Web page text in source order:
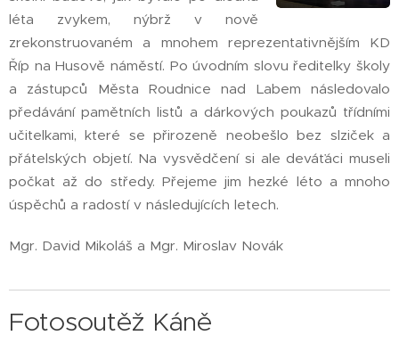
léta zvykem, nýbrž v nově
zrekonstruovaném a mnohem reprezentativnějším KD
Říp na Husově náměstí. Po úvodním slovu ředitelky školy
a zástupců Města Roudnice nad Labem následovalo
předávání pamětních listů a dárkových poukazů třídními
učitelkami, které se přirozeně neobešlo bez slziček a
přátelských objetí. Na vysvědčení si ale deváťáci museli
počkat až do středy. Přejeme jim hezké léto a mnoho
úspěchů a radostí v následujících letech.
Mgr. David Mikoláš a Mgr. Miroslav Novák
Fotosoutěž Káně